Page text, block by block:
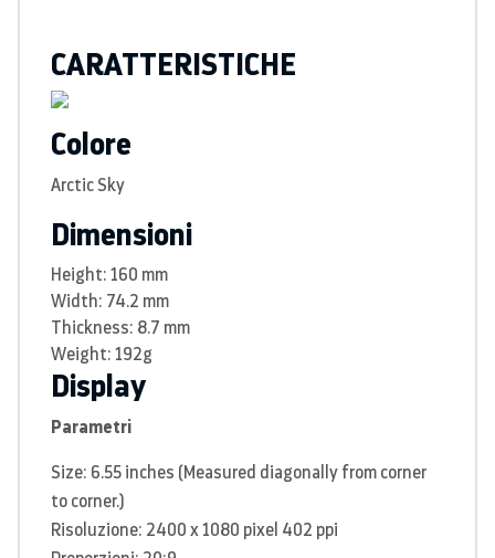
CARATTERISTICHE
Colore
Arctic Sky
Dimensioni
Height: 160 mm
Width: 74.2 mm
Thickness: 8.7 mm
Weight: 192g
Display
Parametri
Size: 6.55 inches (Measured diagonally from corner
to corner.)
Risoluzione: 2400 x 1080 pixel 402 ppi